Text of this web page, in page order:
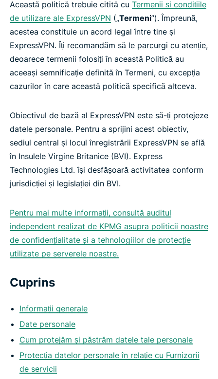
Această politică trebuie citită cu Termenii și condițiile
de utilizare ale ExpressVPN („Termeni”). Împreună,
acestea constituie un acord legal între tine și
ExpressVPN. Îți recomandăm să le parcurgi cu atenție,
deoarece termenii folosiți în această Politică au
aceeași semnificație definită în Termeni, cu excepția
cazurilor în care această politică specifică altceva.
Obiectivul de bază al ExpressVPN este să-ți protejeze
datele personale. Pentru a sprijini acest obiectiv,
sediul central și locul înregistrării ExpressVPN se află
în Insulele Virgine Britanice (BVI). Express
Technologies Ltd. își desfășoară activitatea conform
jurisdicției și legislației din BVI.
Pentru mai multe informații, consultă auditul
independent realizat de KPMG asupra politicii noastre
de confidențialitate și a tehnologiilor de protecție
utilizate pe serverele noastre.
Cuprins
Informații generale
Date personale
Cum protejăm și păstrăm datele tale personale
Protecția datelor personale în relație cu Furnizorii
de servicii